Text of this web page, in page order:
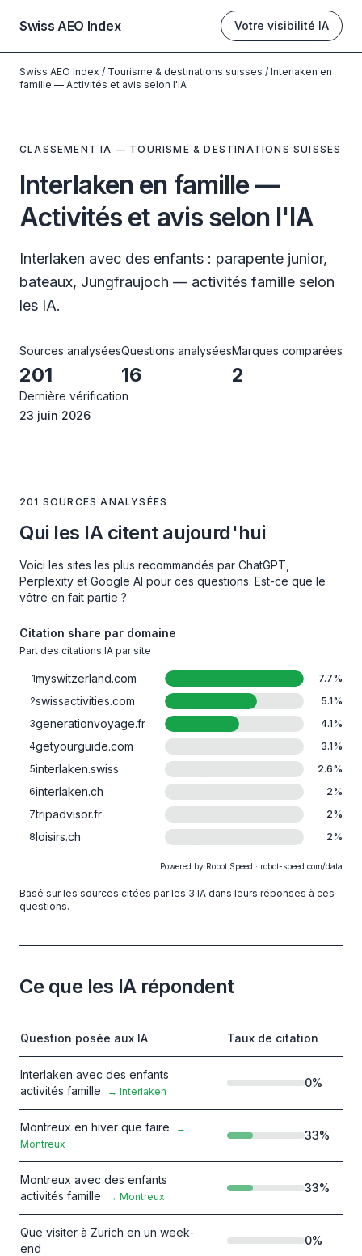
Swiss AEO Index Votre visibilité IA
Swiss AEO Index / Tourisme & destinations suisses / Interlaken en
famille — Activités et avis selon l'IA
CLASSEMENT IA — TOURISME & DESTINATIONS SUISSES
Interlaken en famille —
Activités et avis selon l'IA
Interlaken avec des enfants : parapente junior,
bateaux, Jungfraujoch — activités famille selon
les IA.
Sources analysées
201
Questions analysées
16
Marques comparées
2
Dernière vérification
23 juin 2026
201 SOURCES ANALYSÉES
Qui les IA citent aujourd'hui
Voici les sites les plus recommandés par ChatGPT,
Perplexity et Google AI pour ces questions. Est-ce que le
vôtre en fait partie ?
Citation share par domaine
Part des citations IA par site
1myswitzerland.com 7.7%
2swissactivities.com 5.1%
3generationvoyage.fr 4.1%
4getyourguide.com 3.1%
5interlaken.swiss 2.6%
6interlaken.ch 2%
7tripadvisor.fr 2%
8loisirs.ch 2%
Powered by Robot Speed · robot-speed.com/data
Basé sur les sources citées par les 3 IA dans leurs réponses à ces
questions.
Ce que les IA répondent
Question posée aux IA Taux de citation
Interlaken avec des enfants
activités famille
→ Interlaken
0%
Montreux en hiver que faire
→
Montreux
33%
Montreux avec des enfants
activités famille
→ Montreux
33%
Que visiter à Zurich en un week-
end
0%